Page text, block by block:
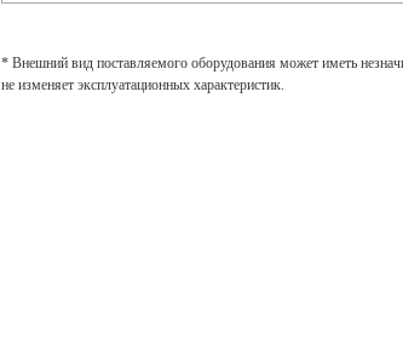
* Внешний вид поставляемого оборудования может иметь
не изменяет эксплуатационных характеристик.